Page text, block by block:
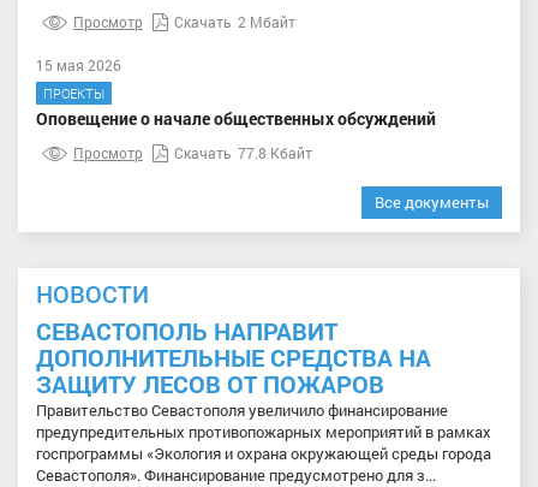
Просмотр Скачать 2 Мбайт
15 мая 2026
ПРОЕКТЫ
Оповещение о начале общественных обсуждений
Просмотр Скачать 77.8 Кбайт
Все документы
НОВОСТИ
СЕВАСТОПОЛЬ НАПРАВИТ
ДОПОЛНИТЕЛЬНЫЕ СРЕДСТВА НА
ЗАЩИТУ ЛЕСОВ ОТ ПОЖАРОВ
Правительство Севастополя увеличило финансирование
предупредительных противопожарных мероприятий в рамках
госпрограммы «Экология и охрана окружающей среды города
Севастополя». Финансирование предусмотрено для з...